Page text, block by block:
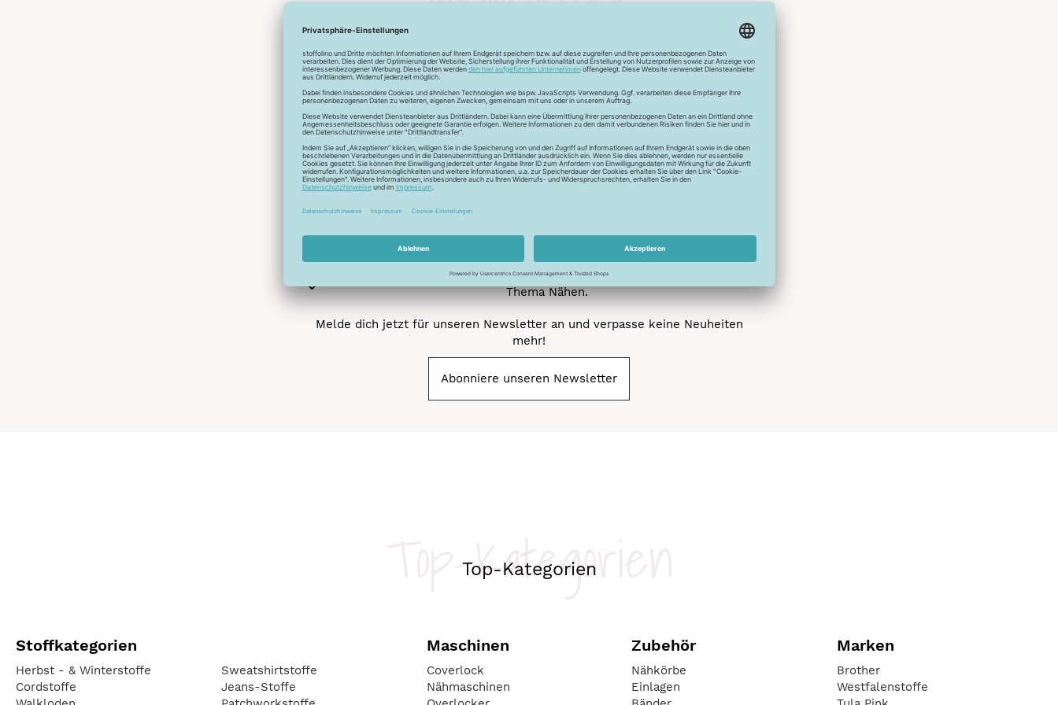
Abonniere jetzt unseren exklusiven Newsletter und profitiere von zahlreichen
Aktionen und Rabatte: Als Newsletter Abonnent erfährst du als erstes
von unseren Aktionen und Rabatten!
Neue Stoffe entdecken: Wir informieren dich regelmäßig über die
neuesten Stofftrends der Saison. Plane mit uns deine neuen
Nähprojekte.
Inspiration: Lass dich von unseren kreativen Ideen und Nähbeispielen
inspirieren! Wir teilen mit dir unsere DIY-Ideen und verraten dir die
Veranstaltungen: Kein Event ohne dich! Denn du erfährst vor allen
anderen von unseren geplanten Events.
Gewinnspiele: Sichere dir deine Chance auf tolle Preise rund um das
Thema Nähen.
Melde dich jetzt für unseren Newsletter an und verpasse keine Neuheiten
mehr!
Abonniere unseren Newsletter
Top-Kategorien
Top-Kategorien
Stoffkategorien
Herbst - & Winterstoffe
Cordstoffe
Sweatshirtstoffe
Jeans-Stoffe
Maschinen
Coverlock
Nähmaschinen
Zubehör
Nähkörbe
Einlagen
Marken
Brother
Westfalenstoffe